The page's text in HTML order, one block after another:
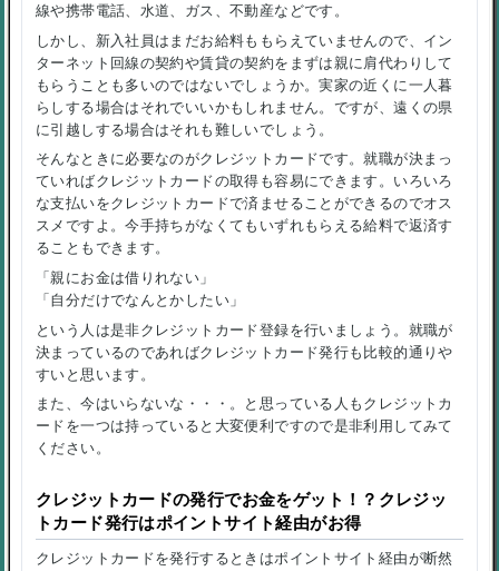
線や携帯電話、水道、ガス、不動産などです。
しかし、新入社員はまだお給料ももらえていませんので、イン
ターネット回線の契約や賃貸の契約をまずは親に肩代わりして
もらうことも多いのではないでしょうか。実家の近くに一人暮
らしする場合はそれでいいかもしれません。ですが、遠くの県
に引越しする場合はそれも難しいでしょう。
そんなときに必要なのがクレジットカードです。就職が決まっ
ていればクレジットカードの取得も容易にできます。いろいろ
な支払いをクレジットカードで済ませることができるのでオス
スメですよ。今手持ちがなくてもいずれもらえる給料で返済す
ることもできます。
「親にお金は借りれない」
「自分だけでなんとかしたい」
という人は是非クレジットカード登録を行いましょう。就職が
決まっているのであればクレジットカード発行も比較的通りや
すいと思います。
また、今はいらないな・・・。と思っている人もクレジットカ
ードを一つは持っていると大変便利ですので是非利用してみて
ください。
クレジットカードの発行でお金をゲット！？クレジッ
トカード発行はポイントサイト経由がお得
クレジットカードを発行するときはポイントサイト経由が断然